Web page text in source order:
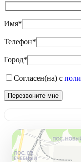
Имя*
Телефон*
Город*
Согласен(на) с